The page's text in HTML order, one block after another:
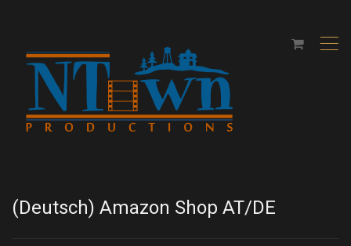
,
(Deutsch) Amazon Shop AT/DE